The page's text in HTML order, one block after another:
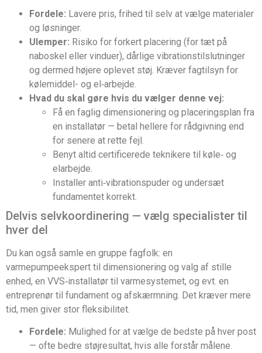
Fordele: Lavere pris, frihed til selv at vælge materialer
og løsninger.
Ulemper: Risiko for forkert placering (for tæt på
naboskel eller vinduer), dårlige vibrationstilslutninger
og dermed højere oplevet støj. Kræver fagtilsyn for
kølemiddel- og el‑arbejde.
Hvad du skal gøre hvis du vælger denne vej:
Få en faglig dimensionering og placeringsplan fra
en installatør — betal hellere for rådgivning end
for senere at rette fejl.
Benyt altid certificerede teknikere til køle‑ og
elarbejde.
Installer anti‑vibrationspuder og undersæt
fundamentet korrekt.
Delvis selvkoordinering — vælg specialister til
hver del
Du kan også samle en gruppe fagfolk: en
varmepumpeekspert til dimensionering og valg af stille
enhed, en VVS‑installatør til varmesystemet, og evt. en
entreprenør til fundament og afskærmning. Det kræver mere
tid, men giver stor fleksibilitet.
Fordele: Mulighed for at vælge de bedste på hver post
— ofte bedre støjresultat, hvis alle forstår målene.